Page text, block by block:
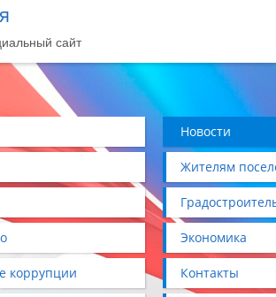
сайт
Новости
Жителям
Экономика
коррупции Контакты